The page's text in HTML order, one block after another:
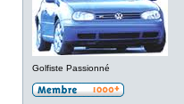
Golfiste Passionné